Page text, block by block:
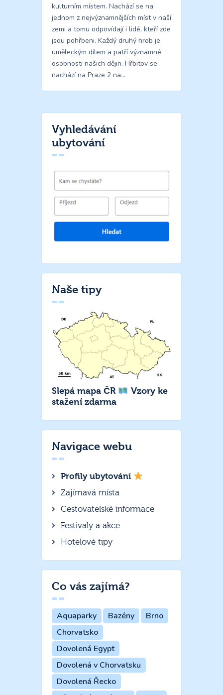
kulturním místem. Nachází se na
jednom z nejvýznamnějších míst v naší
zemi a tomu odpovídají i lidé, kteří zde
jsou pohřbeni. Každý druhý hrob je
uměleckým dílem a patří významné
osobnosti našich dějin. Hřbitov se
nachází na Praze 2 na…
Vyhledávání
ubytování
Naše tipy
Slepá mapa ČR
Vzory ke
stažení zdarma
Navigace webu
Profily ubytování
Zajímavá místa
Cestovatelské informace
Festivaly a akce
Hotelové tipy
Co vás zajímá?
Aquaparky Bazény
Brno
Chorvatsko
Dovolená Egypt
Dovolená v Chorvatsku
Dovolená Řecko